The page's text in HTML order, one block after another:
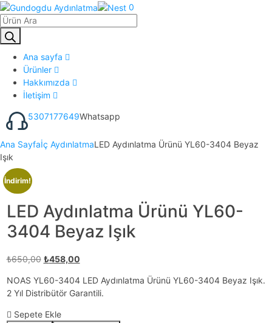
0
Ana sayfa
Ürünler
Hakkımızda
İletişim
5307177649Whatsapp
Ana Sayfaİç AydınlatmaLED Aydınlatma Ürünü YL60-3404 Beyaz
Işık
İndirim!
LED Aydınlatma Ürünü YL60-
3404 Beyaz Işık
₺650,00 ₺458,00
NOAS YL60-3404 LED Aydınlatma Ürünü YL60-3404 Beyaz Işık.
2 Yıl Distribütör Garantili.
Sepete Ekle